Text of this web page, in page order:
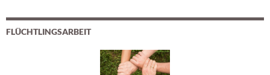
FLÜCHTLINGSARBEIT